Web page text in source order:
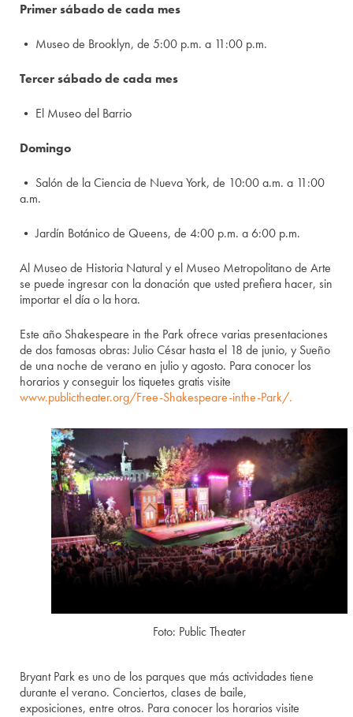
Primer sábado de cada mes
• Museo de Brooklyn, de 5:00 p.m. a 11:00 p.m.
Tercer sábado de cada mes
• El Museo del Barrio
Domingo
• Salón de la Ciencia de Nueva York, de 10:00 a.m. a 11:00
a.m.
• Jardín Botánico de Queens, de 4:00 p.m. a 6:00 p.m.
Al Museo de Historia Natural y el Museo Metropolitano de Arte
se puede ingresar con la donación que usted prefiera hacer, sin
importar el día o la hora.
Este año Shakespeare in the Park ofrece varias presentaciones
de dos famosas obras: Julio César hasta el 18 de junio, y Sueño
de una noche de verano en julio y agosto. Para conocer los
horarios y conseguir los tiquetes gratis visite
www.publictheater.org/Free-Shakespeare-inthe-Park/.
Foto: Public Theater
Bryant Park es uno de los parques que más actividades tiene
durante el verano. Conciertos, clases de baile,
exposiciones, entre otros. Para conocer los horarios visite